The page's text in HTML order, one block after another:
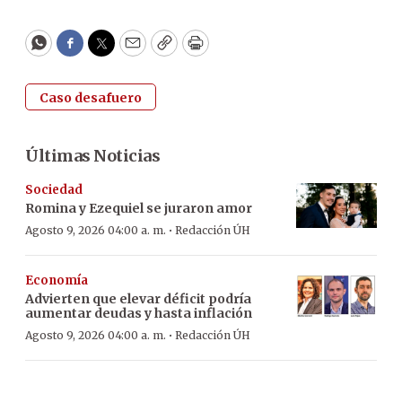
WhatsApp
Facebook
Twitter
EmailCopyPrint
Caso desafuero
Últimas Noticias
Sociedad
Romina y Ezequiel se juraron amor
Agosto 9, 2026 04:00 a. m. · Redacción ÚH
Economía
Advierten que elevar déficit podría
aumentar deudas y hasta inflación
Agosto 9, 2026 04:00 a. m. · Redacción ÚH